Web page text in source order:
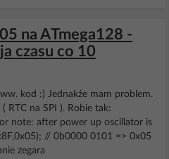
na ATmega128 -
czasu co 10
kod :) Jednakże mam problem.
RTC na SPI ). Robie tak:
note: after power up oscillator is
// 0b0000 0101 => 0x05
zegara